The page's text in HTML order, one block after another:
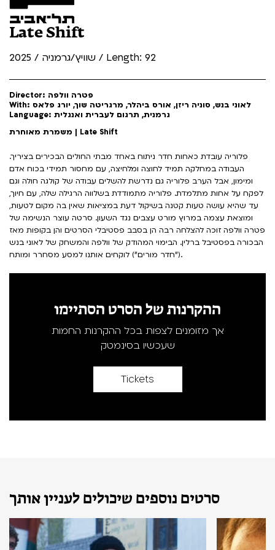
Late Shift
שוויץ/גרמניה / 2025 / Length: 92
Director: פטרה וולפה
With: לאוני בנש, סוניה ריזן, אורס ביהלר, מרגריטה שוך, יורג פלאס
Language: גרמנית, תרגום לעברית ואנגלית
משמרת מאוחרת | Late Shift
פלוריה עובדת כאחות חדר ניתוח באחד מבתי החולים הבכירים בציריך.
העבודה במחלקה תמיד לחוצה ומלחיצה, עם מחסור תמידי בכוח אדם
ומימון, אבל הערב פלוריה גם נדרשת להשלים עבודה של קולגה חולה וגם
לפקח על אחות מתלמדת. פלוריה מתמודדת בשלווה הרגילה שלה, עם חיוך,
עד שהיא עושה טעות קטנה בשיקול דעת במציאות שאין בה מקום לטעות,
ומוצאת עצמה במרוץ מורט עצבים נגד השעון. סרטה עוצר הנשימה של
פטרה וולפה זוכה להצלחה רבה הן בסבב פסטיבלי הסרטים והן בקופות מאז
הבכורה בפסטיבל ברלין. הבימוי המהודק של וולפה והמשחק של לאוני בנש
("חדר מורים") לוקחים אותנו למסע מסחרר ומותח.
ההקרנות של הסרט הסתיימו
אך מזומנים לצפות בכל ההקרנות החמות
שעכשיו בסינמטק
Tickets
סרטים נוספים שיכולים לעניין אותך